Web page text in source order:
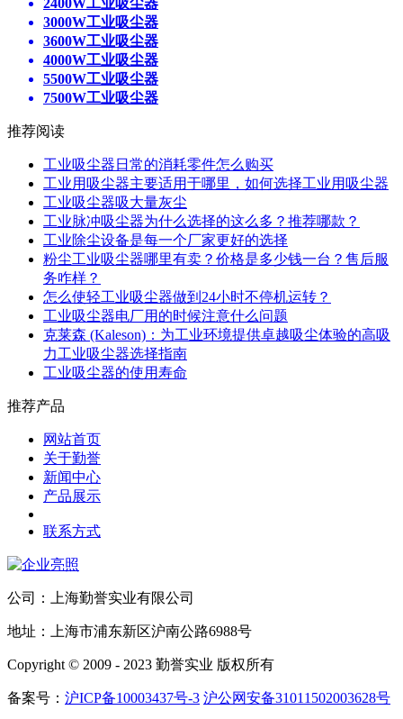
2400W工业吸尘器
3000W工业吸尘器
3600W工业吸尘器
4000W工业吸尘器
5500W工业吸尘器
7500W工业吸尘器
推荐阅读
工业吸尘器日常的消耗零件怎么购买
工业用吸尘器主要适用于哪里，如何选择工业用吸尘器
工业吸尘器吸大量灰尘
工业脉冲吸尘器为什么选择的这么多？推荐哪款？
工业除尘设备是每一个厂家更好的选择
粉尘工业吸尘器哪里有卖？价格是多少钱一台？售后服
务咋样？
怎么使轻工业吸尘器做到24小时不停机运转？
工业吸尘器电厂用的时候注意什么问题
克莱森 (Kaleson)：为工业环境提供卓越吸尘体验的高吸
力工业吸尘器选择指南
工业吸尘器的使用寿命
推荐产品
网站首页
关于勤誉
新闻中心
产品展示
联系方式
公司：上海勤誉实业有限公司
地址：上海市浦东新区沪南公路6988号
Copyright © 2009 - 2023 勤誉实业 版权所有
备案号： 沪ICP备10003437号-3 沪公网安备31011502003628号